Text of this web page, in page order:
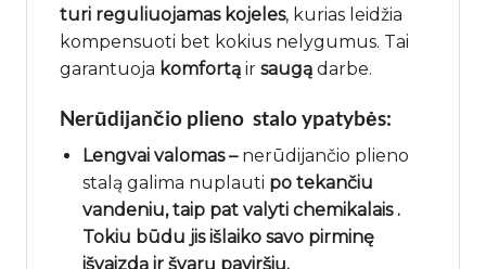
turi reguliuojamas kojeles, kurias leidžia
kompensuoti bet kokius nelygumus. Tai
garantuoja komfortą ir saugą darbe.
Nerūdijančio plieno stalo ypatybės:
Lengvai valomas –nerūdijančio plieno
stalą galima nuplauti po tekančiu
vandeniu, taip pat valyti chemikalais .
Tokiu būdu jis išlaiko savo pirminę
išvaizdą ir švarų paviršių.